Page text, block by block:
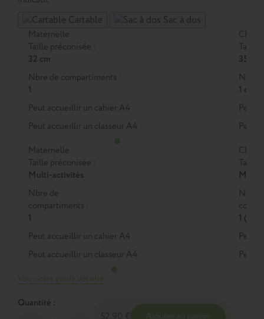
Cartable Sac à dos
Maternelle
Taille préconisée :
32 cm
Nbre de compartiments :
1
Peut accueillir un cahier A4
Peut accueillir un classeur A4
CP
Taille
35 cm
Nbre
1 ou 2
Peut
Peut
Maternelle
Taille préconisée :
Multi-activités
Nbre de
compartiments :
1
Peut accueillir un cahier A4
Peut accueillir un classeur A4
CP
Taille
M
Nbre
1 (M)
Peut
Peut
Quantité :